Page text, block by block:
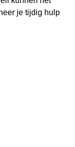
je tijdig hulp